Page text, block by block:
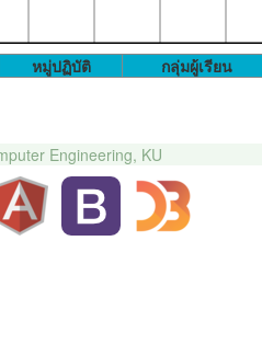
หมู่ปฏิบัติ กลุ่มผู้เรียน
Engineering, KU